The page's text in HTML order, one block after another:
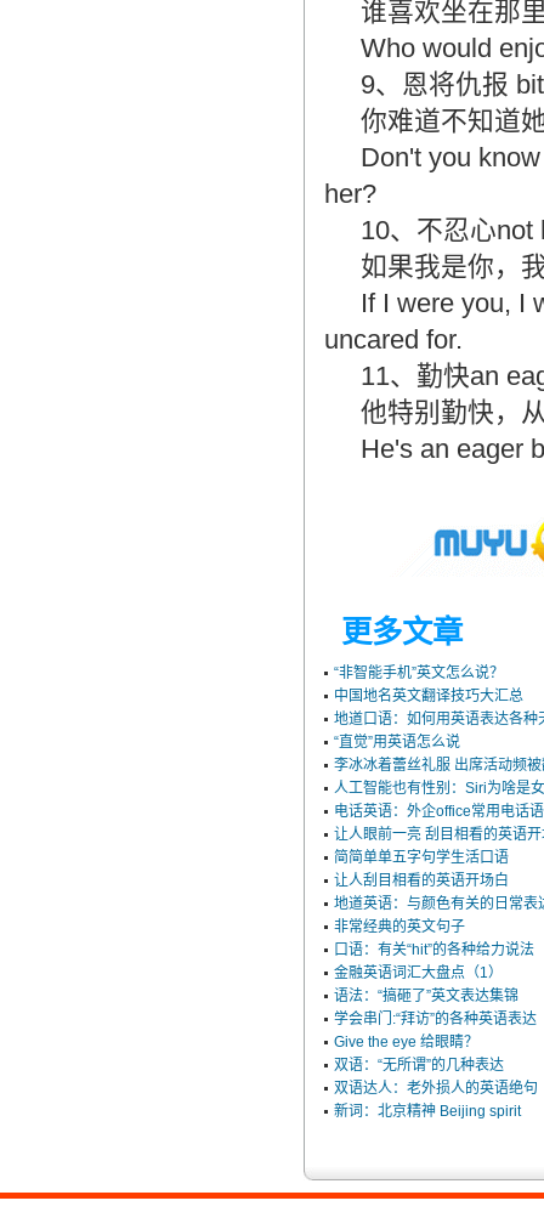
谁喜欢坐在那
Who would
9、恩将仇报
你难道不知道
Don't you
her?
10、不忍心not
如果我是你，
If I were you, I
uncared for.
11、勤快an
他特别勤快，
He's an eager
更多文章
“非智能手机”英文怎么说？
中国地名英文翻译技巧大汇总
地道口语：如何用英语表达各种
“直觉”用英语怎么说
李冰冰着蕾丝礼服 出席活动频
人工智能也有性别：Siri为啥是
电话英语：外企office常用电话
让人眼前一亮 刮目相看的英语
简简单单五字句学生活口语
让人刮目相看的英语开场白
地道英语：与颜色有关的日常表
非常经典的英文句子
口语：有关“hit”的各种给力说法
金融英语词汇大盘点（1）
语法：“搞砸了”英文表达集锦
学会串门:“拜访”的各种英语表达
Give the eye 给眼睛？
双语：“无所谓”的几种表达
双语达人：老外损人的英语绝句
新词：北京精神 Beijing spirit